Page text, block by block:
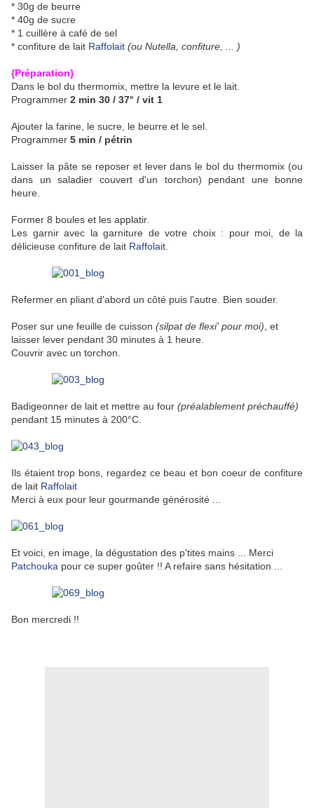
* 30g de beurre
* 40g de sucre
* 1 cuillère à café de sel
* confiture de lait Raffolait (ou Nutella, confiture, ... )
{Préparation}
Dans le bol du thermomix, mettre la levure et le lait.
Programmer 2 min 30 / 37° / vit 1
Ajouter la farine, le sucre, le beurre et le sel.
Programmer 5 min / pétrin
Laisser la pâte se reposer et lever dans le bol du thermomix (ou
dans un saladier couvert d'un torchon) pendant une bonne
heure.
Former 8 boules et les applatir.
Les garnir avec la garniture de votre choix : pour moi, de la
délicieuse confiture de lait Raffolait
Refermer en pliant d'abord un côté puis l'autre. Bien souder.
Poser sur une feuille de cuisson (silpat de flexi' pour moi) , et
laisser lever pendant 30 minutes à 1 heure.
Couvrir avec un torchon.
Badigeonner de lait et mettre au four (préalablement préchauffé)
pendant 15 minutes à 200°C.
Ils étaient trop bons, regardez ce beau et bon coeur de confiture
de lait Raffolait
Merci à eux pour leur gourmande générosité ...
Et voici, en image, la dégustation des p'tites mains ... Merci
Patchouka pour ce super goûter !! A refaire sans hésitation ...
Bon mercredi !!